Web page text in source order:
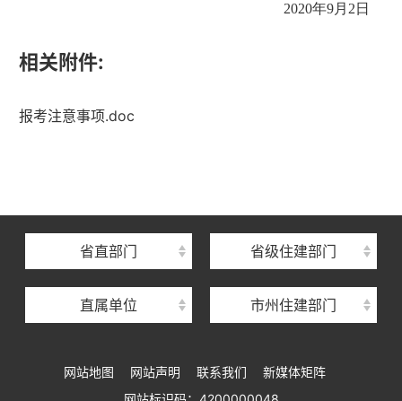
2020年9月2日
相关附件:
报考注意事项.doc
省直部门 省级住建部门
直属单位
湖北省住房保障中心
湖北省建设工程质量安全监督总站
湖北省建设工程标准定额管理总站
湖北省住建厅执业资格注册中心
市州住建部门
网站地图 网站声明 联系我们
新媒体矩阵